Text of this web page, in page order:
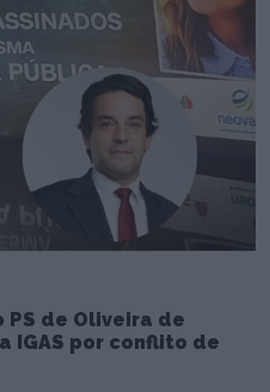
PS de Oliveira de
IGAS por conflito de